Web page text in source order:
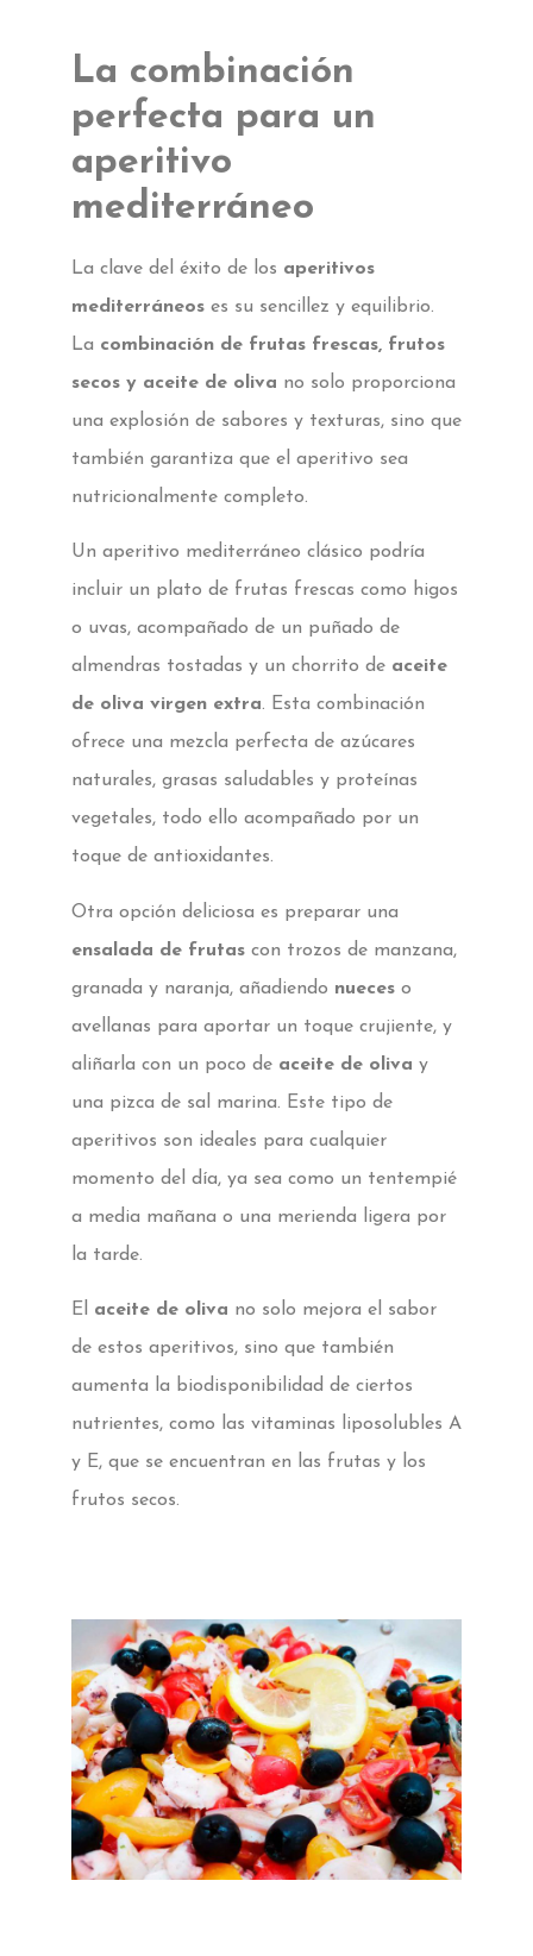
La combinación
perfecta para un
aperitivo
mediterráneo
La clave del éxito de los aperitivos
mediterráneos es su sencillez y equilibrio.
La combinación de frutas frescas, frutos
secos y aceite de oliva no solo proporciona
una explosión de sabores y texturas, sino que
también garantiza que el aperitivo sea
nutricionalmente completo.
Un aperitivo mediterráneo clásico podría
incluir un plato de frutas frescas como higos
o uvas, acompañado de un puñado de
almendras tostadas y un chorrito de aceite
de oliva virgen extra. Esta combinación
ofrece una mezcla perfecta de azúcares
naturales, grasas saludables y proteínas
vegetales, todo ello acompañado por un
toque de antioxidantes.
Otra opción deliciosa es preparar una
ensalada de frutas con trozos de manzana,
granada y naranja, añadiendo nueces o
avellanas para aportar un toque crujiente, y
aliñarla con un poco de aceite de oliva y
una pizca de sal marina. Este tipo de
aperitivos son ideales para cualquier
momento del día, ya sea como un tentempié
a media mañana o una merienda ligera por
la tarde.
El aceite de oliva no solo mejora el sabor
de estos aperitivos, sino que también
aumenta la biodisponibilidad de ciertos
nutrientes, como las vitaminas liposolubles A
y E, que se encuentran en las frutas y los
frutos secos.